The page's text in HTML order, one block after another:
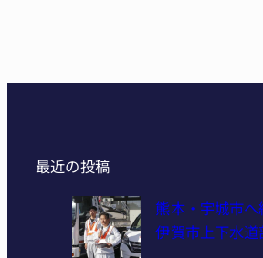
最近の投稿
熊本・宇城市
伊賀市上下水